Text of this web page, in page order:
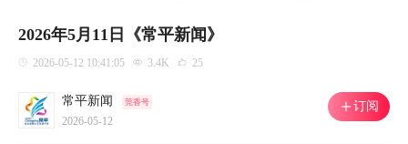
2026年5月11日《常平新闻》
2026-05-12 10:41:05 3.4K 25
常平新闻 莞香号
2026-05-12
订阅